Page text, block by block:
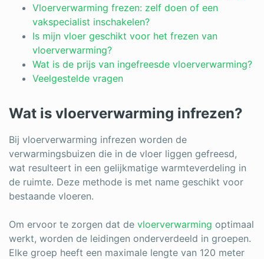
Vloerverwarming frezen: zelf doen of een
vakspecialist inschakelen?
Is mijn vloer geschikt voor het frezen van
vloerverwarming?
Wat is de prijs van ingefreesde vloerverwarming?
Veelgestelde vragen
Wat is vloerverwarming infrezen?
Bij vloerverwarming infrezen worden de
verwarmingsbuizen die in de vloer liggen gefreesd,
wat resulteert in een gelijkmatige warmteverdeling in
de ruimte. Deze methode is met name geschikt voor
bestaande vloeren.
Om ervoor te zorgen dat de vloerverwarming optimaal
werkt, worden de leidingen onderverdeeld in groepen.
Elke groep heeft een maximale lengte van 120 meter